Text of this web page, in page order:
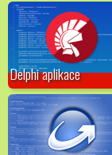
Delphi aplikace